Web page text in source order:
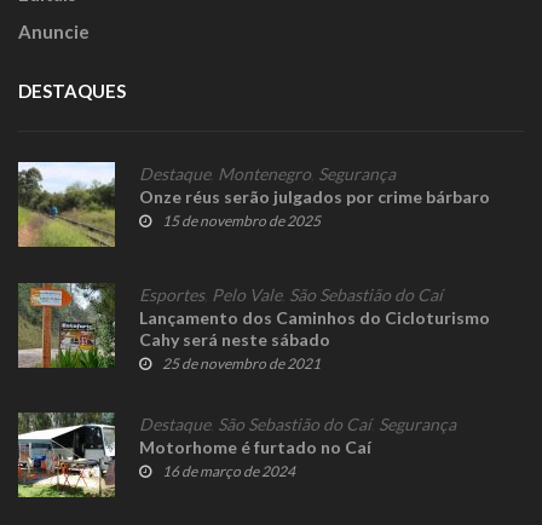
Anuncie
DESTAQUES
Destaque, Montenegro Segurança
Onze réus serão julgados por crime bárbaro
15 de novembro de 2025
Esportes, Pelo Vale, São Sebastião do Caí
Lançamento dos Caminhos do Cicloturismo
Cahy será neste sábado
25 de novembro de 2021
Destaque, São Sebastião do Caí, Segurança
Motorhome é furtado no Caí
16 de março de 2024